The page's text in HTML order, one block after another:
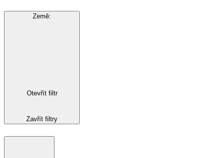
Země:
Otevřít filtr
Zavřít filtry